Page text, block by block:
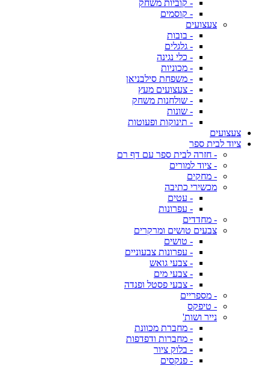
- קוביות משחק
- קוסמים
צעצועים
- בובות
- גלגלים
- כלי נגינה
- מכוניות
- משפחת סילבניאן
- צעצועים מעץ
- שולחנות משחק
- שונות
- תינוקות ופעוטות
צעצועים
ציוד לבית ספר
- חזרה לבית ספר עם דף רם
- ציוד למורים
- מחקים
מכשירי כתיבה
- עטים
- עפרונות
- מחדדים
צבעים טושים ומרקרים
- טושים
- עפרונות צבעוניים
- צבעי גואש
- צבעי מים
- צבעי פסטל ופנדה
- מספריים
- טיפקס
נייר ושות'
- מחברת מכוונת
- מחברות ודפדפות
- בלוק ציור
- פנקסים